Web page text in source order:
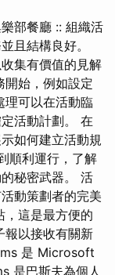
部餐廳 :: 組織活
且結構良好。
集有價值的見解
開始，例如設定
理可以在活動臨
活動計劃。 在
如何建立活動規
順利運行，了解
秘密武器。 活
動策劃者的完美
這是最方便的
報以接收有關新
是 Microsoft
是巴斯夫為個人